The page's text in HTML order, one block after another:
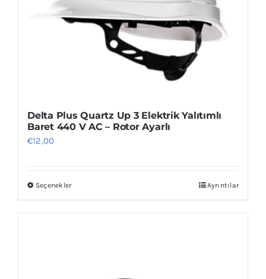
Delta Plus Quartz Up 3 Elektrik Yalıtımlı
Baret 440 V AC – Rotor Ayarlı
€12,00
SeçeneklerBu
Ayrıntılar